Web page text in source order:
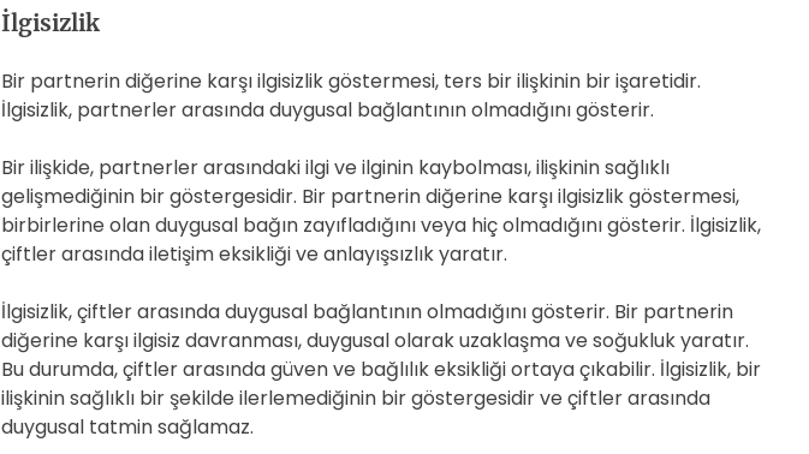
İlgisizlik
Bir partnerin diğerine karşı ilgisizlik göstermesi, ters bir ilişkinin bir işaretidir.
İlgisizlik, partnerler arasında duygusal bağlantının olmadığını gösterir.
Bir ilişkide, partnerler arasındaki ilgi ve ilginin kaybolması, ilişkinin sağlıklı
gelişmediğinin bir göstergesidir. Bir partnerin diğerine karşı ilgisizlik göstermesi,
birbirlerine olan duygusal bağın zayıfladığını veya hiç olmadığını gösterir. İlgisizlik,
çiftler arasında iletişim eksikliği ve anlayışsızlık yaratır.
İlgisizlik, çiftler arasında duygusal bağlantının olmadığını gösterir. Bir partnerin
diğerine karşı ilgisiz davranması, duygusal olarak uzaklaşma ve soğukluk yaratır.
Bu durumda, çiftler arasında güven ve bağlılık eksikliği ortaya çıkabilir. İlgisizlik, bir
ilişkinin sağlıklı bir şekilde ilerlemediğinin bir göstergesidir ve çiftler arasında
duygusal tatmin sağlamaz.